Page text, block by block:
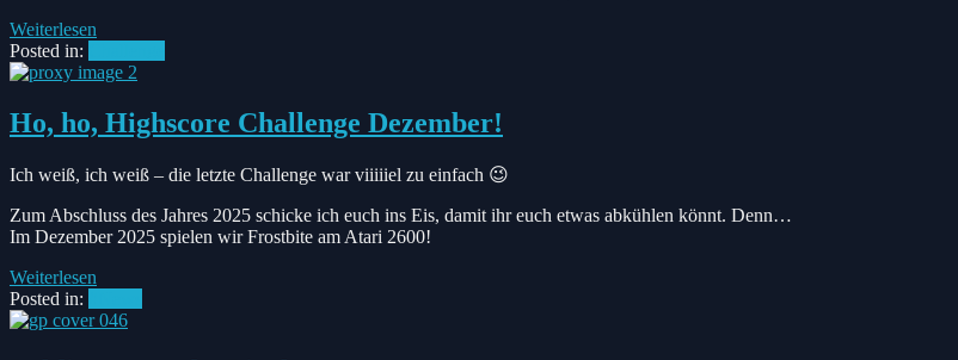
Weiterlesen
Posted in:
Ho, ho, Highscore Challenge Dezember!
Ich weiß, ich weiß – die letzte Challenge war viiiiiel zu einfach 😉
Zum Abschluss des Jahres 2025 schicke ich euch ins Eis, damit ihr euch etwas abkühlen könnt. Denn…
Im Dezember 2025 spielen wir Frostbite am Atari 2600!
Weiterlesen
Posted in: